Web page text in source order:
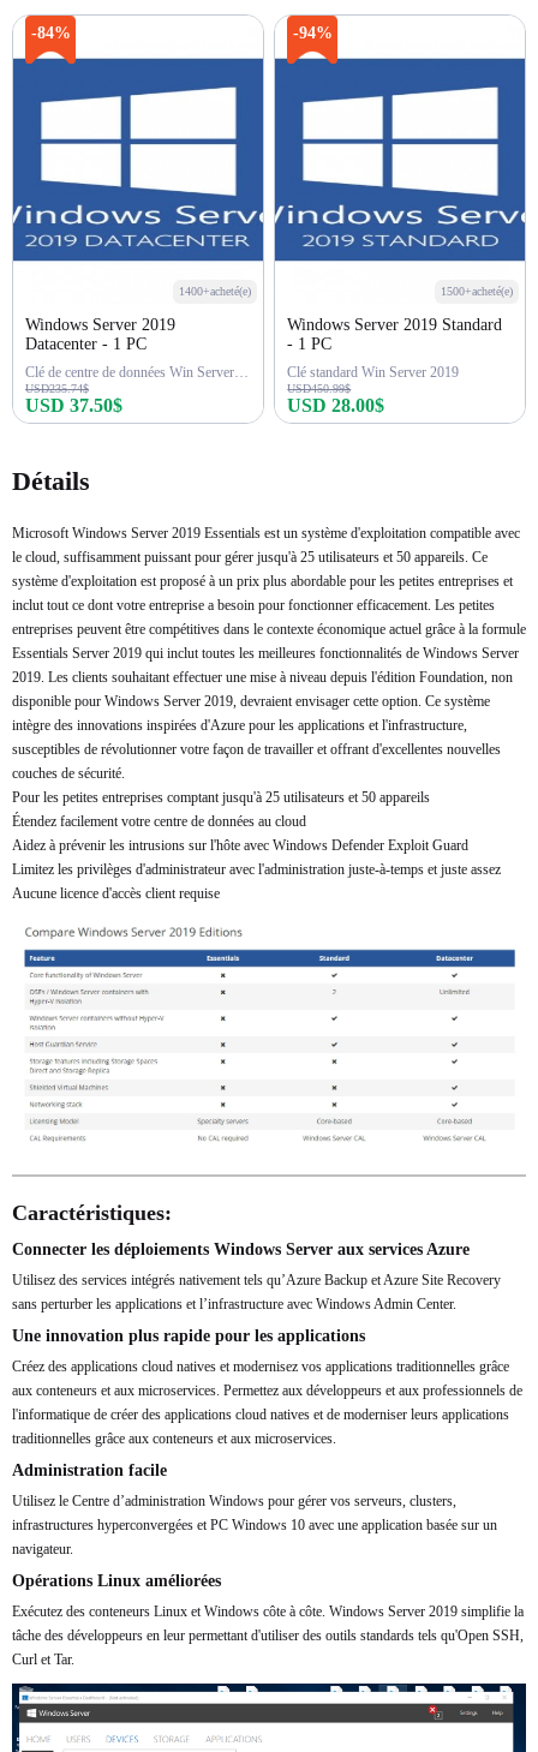
-84%
1400+acheté(e)
Windows Server 2019
Datacenter - 1 PC
Clé de centre de données Win Server 2019
USD235.74$
USD 37.50$
-94%
1500+acheté(e)
Windows Server 2019 Standard
- 1 PC
Clé standard Win Server 2019
USD450.99$
USD 28.00$
Détails
Microsoft Windows Server 2019 Essentials est un système d'exploitation compatible avec
le cloud, suffisamment puissant pour gérer jusqu'à 25 utilisateurs et 50 appareils. Ce
système d'exploitation est proposé à un prix plus abordable pour les petites entreprises et
inclut tout ce dont votre entreprise a besoin pour fonctionner efficacement. Les petites
entreprises peuvent être compétitives dans le contexte économique actuel grâce à la formule
Essentials Server 2019 qui inclut toutes les meilleures fonctionnalités de Windows Server
2019. Les clients souhaitant effectuer une mise à niveau depuis l'édition Foundation, non
disponible pour Windows Server 2019, devraient envisager cette option. Ce système
intègre des innovations inspirées d'Azure pour les applications et l'infrastructure,
susceptibles de révolutionner votre façon de travailler et offrant d'excellentes nouvelles
couches de sécurité.
Pour les petites entreprises comptant jusqu'à 25 utilisateurs et 50 appareils
Étendez facilement votre centre de données au cloud
Aidez à prévenir les intrusions sur l'hôte avec Windows Defender Exploit Guard
Limitez les privilèges d'administrateur avec l'administration juste-à-temps et juste assez
Aucune licence d'accès client requise
Caractéristiques:
Connecter les déploiements Windows Server aux services Azure
Utilisez des services intégrés nativement tels qu’Azure Backup et Azure Site Recovery
sans perturber les applications et l’infrastructure avec Windows Admin Center.
Une innovation plus rapide pour les applications
Créez des applications cloud natives et modernisez vos applications traditionnelles grâce
aux conteneurs et aux microservices. Permettez aux développeurs et aux professionnels de
l'informatique de créer des applications cloud natives et de moderniser leurs applications
traditionnelles grâce aux conteneurs et aux microservices.
Administration facile
Utilisez le Centre d’administration Windows pour gérer vos serveurs, clusters,
infrastructures hyperconvergées et PC Windows 10 avec une application basée sur un
navigateur.
Opérations Linux améliorées
Exécutez des conteneurs Linux et Windows côte à côte. Windows Server 2019 simplifie la
tâche des développeurs en leur permettant d'utiliser des outils standards tels qu'Open SSH,
Curl et Tar.